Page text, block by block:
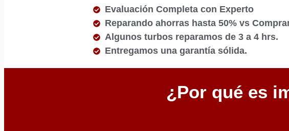
Evaluación Completa con Experto
Reparando ahorras hasta 50% vs
Algunos turbos reparamos de 3 a 4 hrs.
Entregamos una garantía sólida.
¿Por qué es